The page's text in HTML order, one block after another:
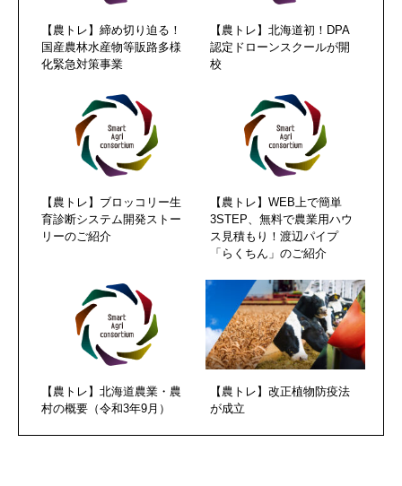
【農トレ】締め切り迫る！
国産農林水産物等販路多様
化緊急対策事業
【農トレ】北海道初！DPA
認定ドローンスクールが開
校
【農トレ】ブロッコリー生
育診断システム開発ストー
リーのご紹介
【農トレ】WEB上で簡単
3STEP、無料で農業用ハウ
ス見積もり！渡辺パイプ
「らくちん」のご紹介
【農トレ】北海道農業・農
村の概要（令和3年9月）
【農トレ】改正植物防疫法
が成立